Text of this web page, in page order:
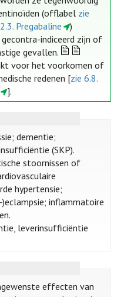
(offlabel zie
Pregabaline
)
indiceerd zijn of
gevallen.
voor het voorkomen of
redenen [zie 6.8.
].
dementie;
(SKP).
stoornissen of
hypertensie;
)eclampsie; inflammatoire
leverinsufficiëntie
effecten van